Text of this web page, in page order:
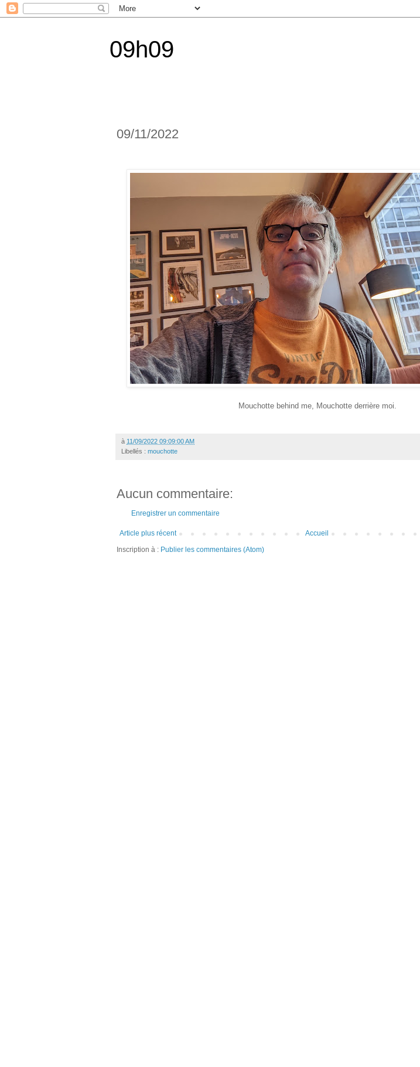
09h09
09/11/2022
Mouchotte behind me, Mouchotte derrière moi.
à 11/09/2022 09:09:00 AM
Libellés : mouchotte
Aucun commentaire:
Enregistrer un commentaire
Article plus récent
Accueil
Inscription à : Publier les commentaires (Atom)